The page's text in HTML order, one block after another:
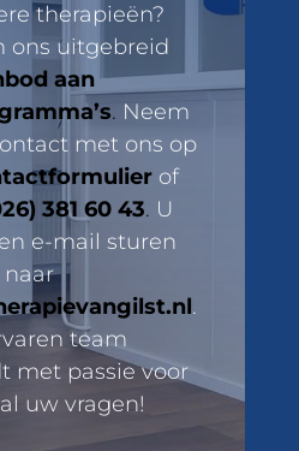
therapieën?
ons uitgebreid
aan
. Neem
met ons op
of
381 60 43. U
e-mail sturen
naar
.
team
met passie voor
uw vragen!